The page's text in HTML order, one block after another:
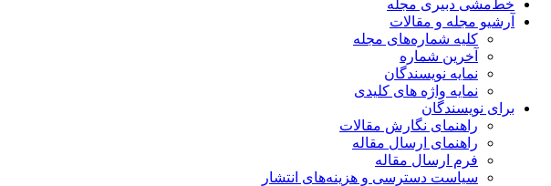
خط‌مشی دبیری مجله
آرشیو مجله و مقالات
کلیه شماره‌های مجله
آخرین شماره
نمایه نویسندگان
نمایه واژه های کلیدی
برای نویسندگان
راهنمای نگارش مقالات
راهنمای ارسال مقاله
فرم ارسال مقاله
سیاست دسترسی و هزینه‌های انتشار